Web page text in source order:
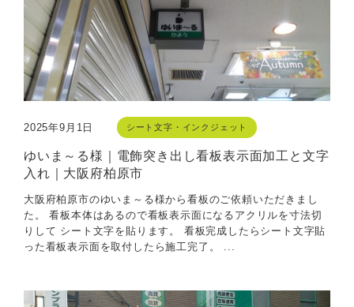
2025年9月1日 シート文字・インクジェット
ゆいま～る様｜電飾突き出し看板表示面加工と文字
入れ｜大阪府柏原市
大阪府柏原市のゆいま～る様から看板のご依頼いただきまし
た。 看板本体はあるので看板表示面になるアクリルを寸法切
りして シート文字を貼ります。 看板完成したらシート文字貼
った看板表示面を取付したら施工完了。 ...